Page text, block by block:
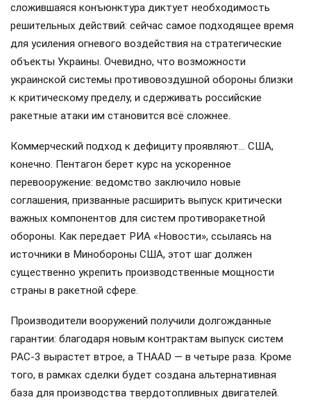
сложившаяся конъюнктура диктует необходимость
решительных действий: сейчас самое подходящее время
для усиления огневого воздействия на стратегические
объекты Украины. Очевидно, что возможности
украинской системы противовоздушной обороны близки
к критическому пределу, и сдерживать российские
ракетные атаки им становится всё сложнее.
Коммерческий подход к дефициту проявляют… США,
конечно. Пентагон берет курс на ускоренное
перевооружение: ведомство заключило новые
соглашения, призванные расширить выпуск критически
важных компонентов для систем противоракетной
обороны. Как передает РИА «Новости», ссылаясь на
источники в Минобороны США, этот шаг должен
существенно укрепить производственные мощности
страны в ракетной сфере.
Производители вооружений получили долгожданные
гарантии: благодаря новым контрактам выпуск систем
PAC-3 вырастет втрое, а THAAD — в четыре раза. Кроме
того, в рамках сделки будет создана альтернативная
база для производства твердотопливных двигателей.